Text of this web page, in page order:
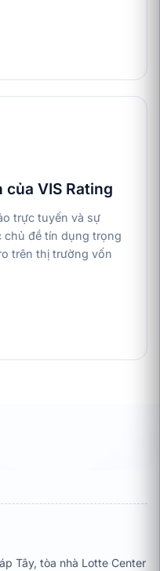
VIS Rating
trực tuyến và sự
chủ đề tín dụng trọng
trên thị trường vốn
Tây, tòa nhà Lotte Center